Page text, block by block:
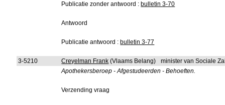
Publicatie zonder antwoord : bulletin 3-70
Antwoord
Publicatie antwoord : bulletin 3-77
3-5210 Creyelman Frank (Vlaams Belang)
minister van Sociale
Apothekersberoep - Afgestudeerden - Behoeften.
Verzending vraag